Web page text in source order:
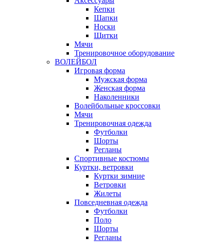
Кепки
Шапки
Носки
Щитки
Мячи
Тренировочное оборудование
ВОЛЕЙБОЛ
Игровая форма
Мужская форма
Женская форма
Наколенники
Волейбольные кроссовки
Мячи
Тренировочная одежда
Футболки
Шорты
Регланы
Спортивные костюмы
Куртки, ветровки
Куртки зимние
Ветровки
Жилеты
Повседневная одежда
Футболки
Поло
Шорты
Регланы